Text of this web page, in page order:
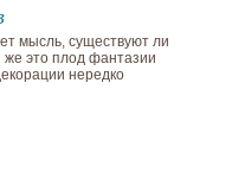
мысль, существуют ли
же это плод фантазии
нередко